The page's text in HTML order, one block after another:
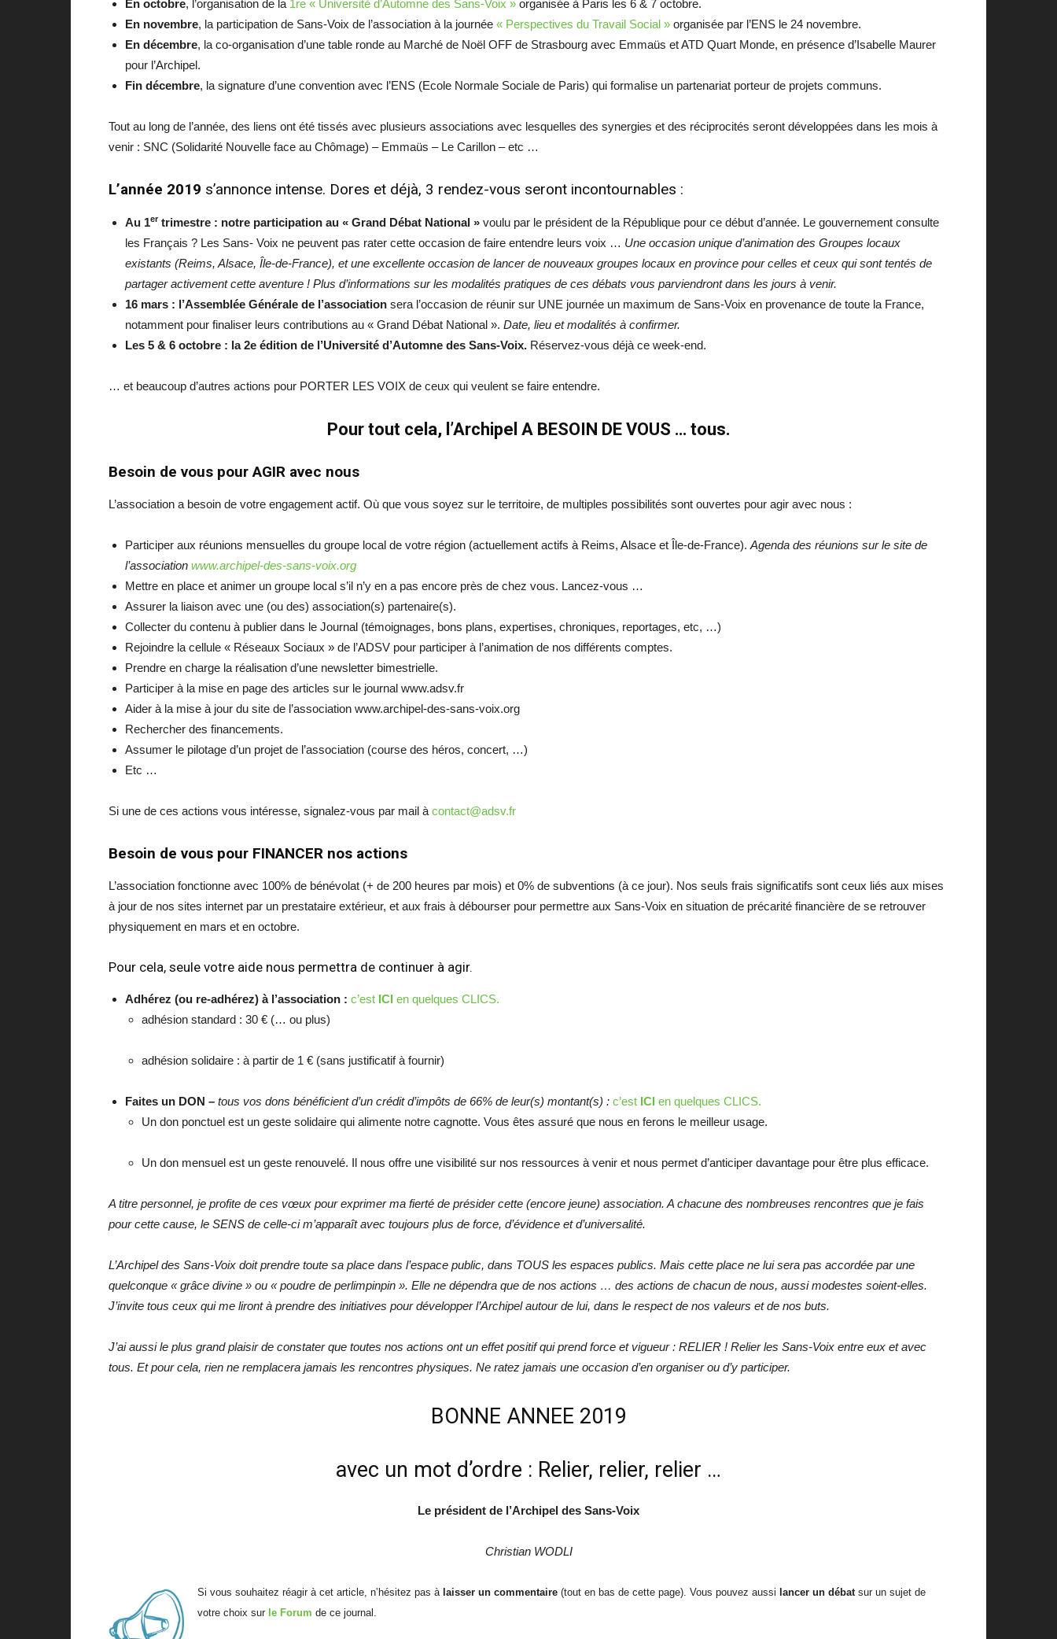
En octobre, l’organisation de la 1re « Université d’Automne des Sans-Voix » organisée à Paris les 6 & 7 octobre.
En novembre, la participation de Sans-Voix de l’association à la journée « Perspectives du Travail Social » organisée par l’ENS le 24 novembre.
En décembre, la co-organisation d’une table ronde au Marché de Noël OFF de Strasbourg avec Emmaüs et ATD Quart Monde, en présence d’Isabelle Maurer
pour l’Archipel.
Fin décembre, la signature d’une convention avec l’ENS (Ecole Normale Sociale de Paris) qui formalise un partenariat porteur de projets communs.
Tout au long de l’année, des liens ont été tissés avec plusieurs associations avec lesquelles des synergies et des réciprocités seront développées dans les mois à
venir : SNC (Solidarité Nouvelle face au Chômage) – Emmaüs – Le Carillon – etc …
L’année 2019 s’annonce intense. Dores et déjà, 3 rendez-vous seront incontournables :
Au 1er trimestre : notre participation au « Grand Débat National » voulu par le président de la République pour ce début d’année. Le gouvernement consulte
les Français ? Les Sans- Voix ne peuvent pas rater cette occasion de faire entendre leurs voix … Une occasion unique d’animation des Groupes locaux
existants (Reims, Alsace, Île-de-France), et une excellente occasion de lancer de nouveaux groupes locaux en province pour celles et ceux qui sont tentés de
partager activement cette aventure ! Plus d’informations sur les modalités pratiques de ces débats vous parviendront dans les jours à venir.
16 mars : l’Assemblée Générale de l’association sera l’occasion de réunir sur UNE journée un maximum de Sans-Voix en provenance de toute la France,
notamment pour finaliser leurs contributions au « Grand Débat National ». Date, lieu et modalités à confirmer.
Les 5 & 6 octobre : la 2e édition de l’Université d’Automne des Sans-Voix. Réservez-vous déjà ce week-end.
… et beaucoup d’autres actions pour PORTER LES VOIX de ceux qui veulent se faire entendre.
Pour tout cela, l’Archipel A BESOIN DE VOUS … tous.
Besoin de vous pour AGIR avec nous
L’association a besoin de votre engagement actif. Où que vous soyez sur le territoire, de multiples possibilités sont ouvertes pour agir avec nous :
Participer aux réunions mensuelles du groupe local de votre région (actuellement actifs à Reims, Alsace et Île-de-France). Agenda des réunions sur le site de
l’association www.archipel-des-sans-voix.org
Mettre en place et animer un groupe local s’il n’y en a pas encore près de chez vous. Lancez-vous …
Assurer la liaison avec une (ou des) association(s) partenaire(s).
Collecter du contenu à publier dans le Journal (témoignages, bons plans, expertises, chroniques, reportages, etc, …)
Rejoindre la cellule « Réseaux Sociaux » de l’ADSV pour participer à l’animation de nos différents comptes.
Prendre en charge la réalisation d’une newsletter bimestrielle.
Participer à la mise en page des articles sur le journal www.adsv.fr
Aider à la mise à jour du site de l’association www.archipel-des-sans-voix.org
Rechercher des financements.
Assumer le pilotage d’un projet de l’association (course des héros, concert, …)
Etc …
Si une de ces actions vous intéresse, signalez-vous par mail à contact@adsv.fr
Besoin de vous pour FINANCER nos actions
L’association fonctionne avec 100% de bénévolat (+ de 200 heures par mois) et 0% de subventions (à ce jour). Nos seuls frais significatifs sont ceux liés aux mises
à jour de nos sites internet par un prestataire extérieur, et aux frais à débourser pour permettre aux Sans-Voix en situation de précarité financière de se retrouver
physiquement en mars et en octobre.
Pour cela, seule votre aide nous permettra de continuer à agir.
Adhérez (ou re-adhérez) à l’association : c’est ICI en quelques CLICS.
adhésion standard : 30 € (… ou plus)
adhésion solidaire : à partir de 1 € (sans justificatif à fournir)
Faites un DON – tous vos dons bénéficient d’un crédit d’impôts de 66% de leur(s) montant(s) : c’est ICI en quelques CLICS.
Un don ponctuel est un geste solidaire qui alimente notre cagnotte. Vous êtes assuré que nous en ferons le meilleur usage.
Un don mensuel est un geste renouvelé. Il nous offre une visibilité sur nos ressources à venir et nous permet d’anticiper davantage pour être plus efficace.
A titre personnel, je profite de ces vœux pour exprimer ma fierté de présider cette (encore jeune) association. A chacune des nombreuses rencontres que je fais
pour cette cause, le SENS de celle-ci m’apparaît avec toujours plus de force, d’évidence et d’universalité.
L’Archipel des Sans-Voix doit prendre toute sa place dans l’espace public, dans TOUS les espaces publics. Mais cette place ne lui sera pas accordée par une
quelconque « grâce divine » ou « poudre de perlimpinpin ». Elle ne dépendra que de nos actions … des actions de chacun de nous, aussi modestes soient-elles.
J’invite tous ceux qui me liront à prendre des initiatives pour développer l’Archipel autour de lui, dans le respect de nos valeurs et de nos buts.
J’ai aussi le plus grand plaisir de constater que toutes nos actions ont un effet positif qui prend force et vigueur : RELIER ! Relier les Sans-Voix entre eux et avec
tous. Et pour cela, rien ne remplacera jamais les rencontres physiques. Ne ratez jamais une occasion d’en organiser ou d’y participer.
BONNE ANNEE 2019
avec un mot d’ordre : Relier, relier, relier …
Le président de l’Archipel des Sans-Voix
Christian WODLI
Si vous souhaitez réagir à cet article, n’hésitez pas à laisser un commentaire (tout en bas de cette page). Vous pouvez aussi lancer un débatsur un sujet de
votre choix sur le Forum de ce journal.